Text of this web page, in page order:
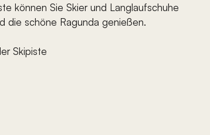
können Sie Skier und Langlaufschuhe
die schöne Ragunda genießen.
Skipiste